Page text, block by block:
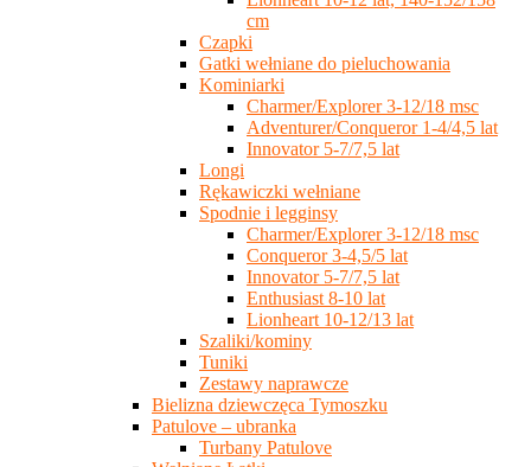
cm
Czapki
Gatki wełniane do pieluchowania
Kominiarki
Charmer/Explorer 3-12/18 msc
Adventurer/Conqueror 1-4/4,5 lat
Innovator 5-7/7,5 lat
Longi
Rękawiczki wełniane
Spodnie i legginsy
Charmer/Explorer 3-12/18 msc
Conqueror 3-4,5/5 lat
Innovator 5-7/7,5 lat
Enthusiast 8-10 lat
Lionheart 10-12/13 lat
Szaliki/kominy
Tuniki
Zestawy naprawcze
Bielizna dziewczęca Tymoszku
Patulove – ubranka
Turbany Patulove